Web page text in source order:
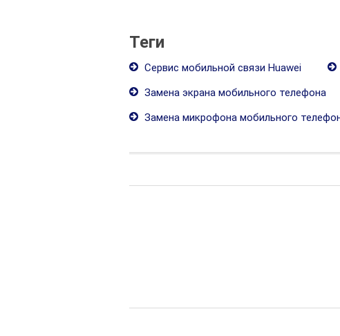
Теги
Сервис мобильной связи Huawei
Замена экрана мобильного телефона
Замена микрофона мобильного